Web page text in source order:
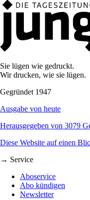
Sie lügen wie gedruckt.
Wir drucken, wie sie lügen.
Gegründet 1947
Ausgabe von heute
Herausgegeben von 3079
Diese Website auf einen
→ Service
Aboservice
Abo kündigen
Newsletter